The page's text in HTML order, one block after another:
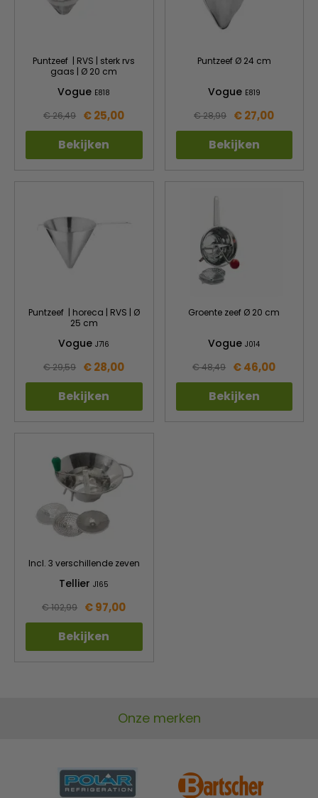
Puntzeef | RVS | sterk rvs
gaas | Ø 20 cm
Vogue E818
€ 26,49 € 25,00
Bekijken
Puntzeef Ø 24 cm
Vogue E819
€ 28,99 € 27,00
Bekijken
Puntzeef | horeca | RVS | Ø
25 cm
VogueJ716
€ 29,59 € 28,00
Bekijken
Groente zeef Ø 20 cm
VogueJ014
€ 48,49 € 46,00
Bekijken
Incl. 3 verschillende zeven
TellierJ165
€ 102,99 € 97,00
Bekijken
Onze merken